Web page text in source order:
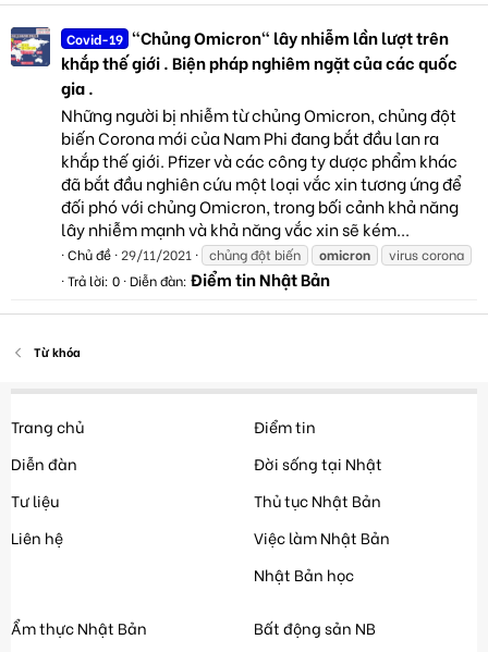
Covid-19 "Chủng Omicron" lây nhiễm lần lượt trên
khắp thế giới . Biện pháp nghiêm ngặt của các quốc
gia .
Những người bị nhiễm từ chủng Omicron, chủng đột
biến Corona mới của Nam Phi đang bắt đầu lan ra
khắp thế giới. Pfizer và các công ty dược phẩm khác
đã bắt đầu nghiên cứu một loại vắc xin tương ứng để
đối phó với chủng Omicron, trong bối cảnh khả năng
lây nhiễm mạnh và khả năng vắc xin sẽ kém...
Chủ đề 29/11/2021 chủng đột biến omicron
virus corona
Trả lời: 0 Diễn đàn: Điểm tin Nhật Bản
Từ khóa
Trang chủ
Diễn đàn
Tư liệu
Liên hệ
Điểm tin
Đời sống tại Nhật
Thủ tục Nhật Bản
Việc làm Nhật Bản
Nhật Bản học
Ẩm thực Nhật Bản
Bất động sản NB